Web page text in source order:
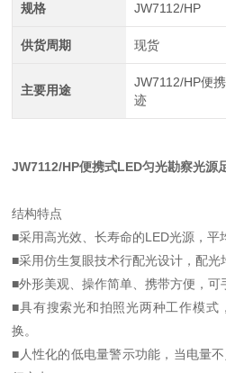
规格 JW7112/HP
供货周期 现货
主要用途
JW7112/HP便
迹
JW7112/HP便携式LED匀光勘察光源
结构特点
■采用高光效、长寿命的LED光源，平
■采用仿生复眼技术行配光设计，配光
■外形美观、操作简单、携带方便，可
■具有搜索光和拍照光两种工作模式
换。
■人性化的低电量警示功能，当电量